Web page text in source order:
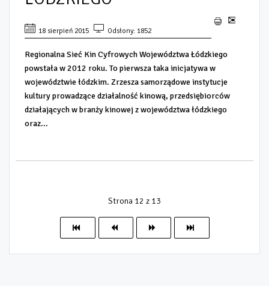
18 sierpień 2015 Odsłony: 1852
Regionalna Sieć Kin Cyfrowych Województwa Łódzkiego
powstała w 2012 roku. To pierwsza taka inicjatywa w
województwie łódzkim. Zrzesza samorządowe instytucje
kultury prowadzące działalność kinową, przedsiębiorców
działających w branży kinowej z województwa łódzkiego
oraz...
Strona 12 z 13